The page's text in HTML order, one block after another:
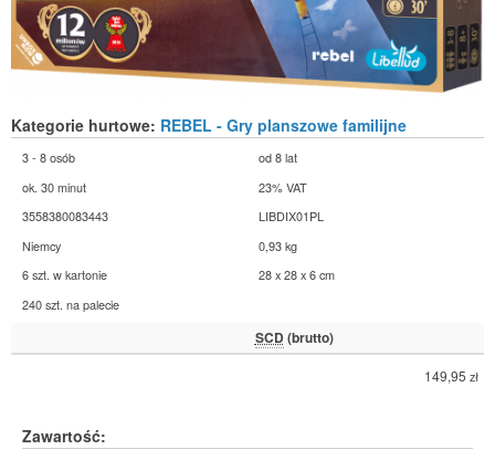
Kategorie hurtowe: REBEL - Gry planszowe familijne
3 - 8 osób
od 8 lat
ok. 30 minut
23% VAT
3558380083443
LIBDIX01PL
Niemcy
0,93 kg
6 szt. w kartonie
28 x 28 x 6 cm
240 szt. na palecie
SCD (brutto)
149,95 zł
Zawartość: